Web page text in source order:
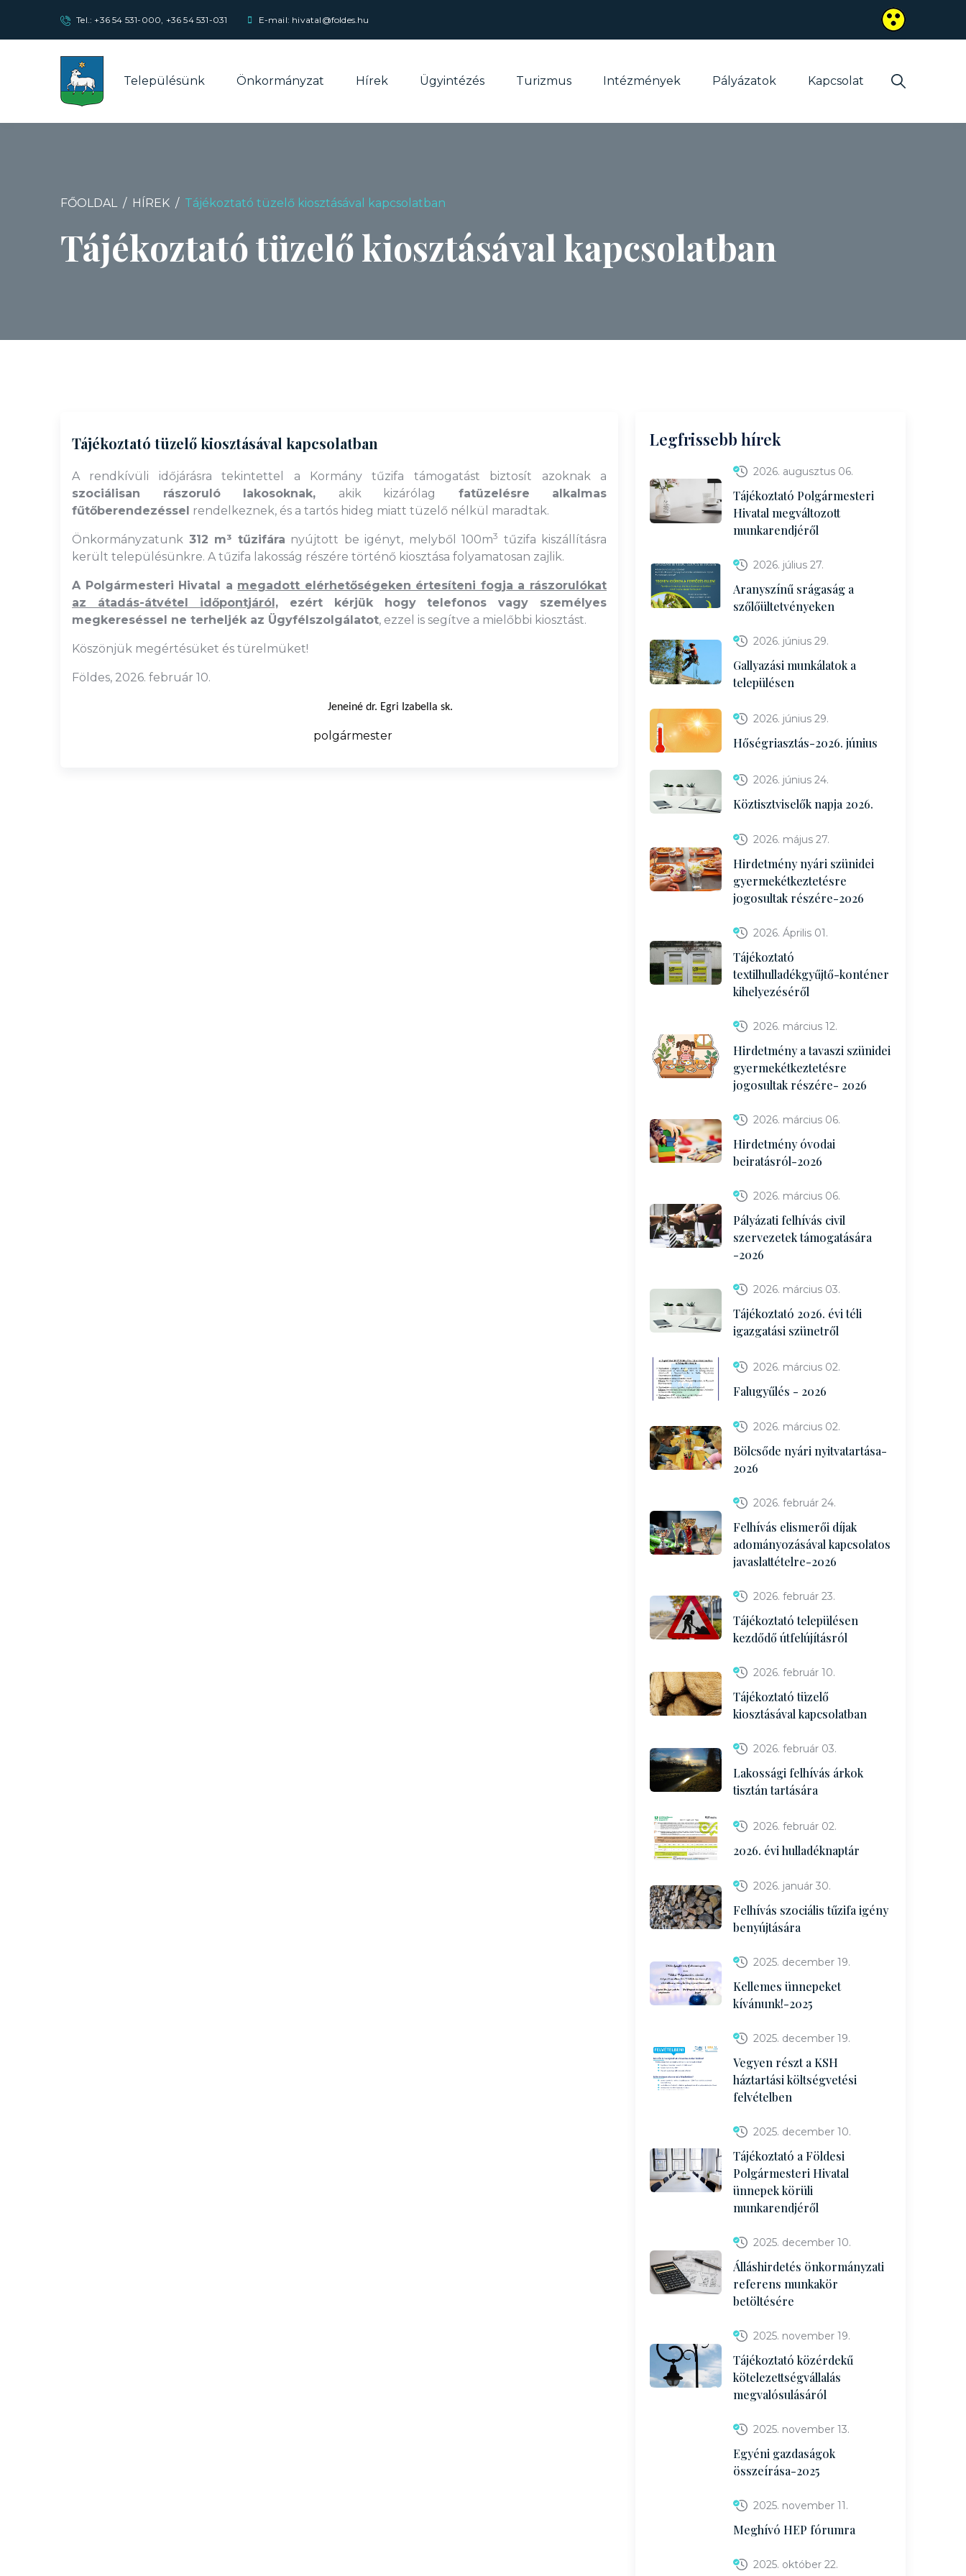
Tel.:+36 54 531-000, +36 54 531-031 E-mail: hivatal@foldes.hu
Településünk Önkormányzat Hírek Ügyintézés Turizmus Intézmények Pályázatok Kapcsolat
FŐOLDAL HÍREK Tájékoztató tüzelő kiosztásával kapcsolatban
Tájékoztató tüzelő kiosztásával kapcsolatban
Tájékoztató tüzelő kiosztásával kapcsolatban
A rendkívüli időjárásra tekintettel a Kormány tűzifa támogatást biztosít azoknak a
szociálisan rászoruló lakosoknak, akik kizárólag
fatüzelésre alkalmas
fűtőberendezéssel rendelkeznek, és a tartós hideg miatt tüzelő nélkül maradtak.
Önkormányzatunk 312 m³ tűzifára nyújtott be igényt, melyből 100m3 tűzifa kiszállításra
került településünkre. A tűzifa lakosság részére történő kiosztása folyamatosan zajlik.
A Polgármesteri Hivatal a megadott elérhetőségeken értesíteni fogja a rászorulókat
az átadás-átvétel időpontjáról, ezért kérjük hogy
telefonos vagy személyes
megkereséssel ne terheljék az Ügyfélszolgálatot, ezzel is segítve a mielőbbi kiosztást.
Köszönjük megértésüket és türelmüket!
Földes, 2026. február 10.
Jeneiné dr. Egri Izabella sk.
polgármester
Legfrissebb hírek
2026. augusztus 06.
Tájékoztató Polgármesteri
Hivatal megváltozott
munkarendjéről
2026. július 27.
Aranyszínű srágaság a
szőlőültetvényeken
2026. június 29.
Gallyazási munkálatok a
településen
2026. június 29.
Hőségriasztás-2026. június
2026. június 24.
Köztisztviselők napja 2026.
2026. május 27.
Hirdetmény nyári szünidei
gyermekétkeztetésre
jogosultak részére-2026
2026. Április 01.
Tájékoztató
textilhulladékgyűjtő-konténer
kihelyezéséről
2026. március 12.
Hirdetmény a tavaszi szünidei
gyermekétkeztetésre
jogosultak részére- 2026
2026. március 06.
Hirdetmény óvodai
beiratásról-2026
2026. március 06.
Pályázati felhívás civil
szervezetek támogatására
-2026
2026. március 03.
Tájékoztató 2026. évi téli
igazgatási szünetről
2026. március 02.
Falugyűlés - 2026
2026. március 02.
Bölcsőde nyári nyitvatartása-
2026
2026. február 24.
Felhívás elismerői díjak
adományozásával kapcsolatos
javaslattételre-2026
2026. február 23.
Tájékoztató településen
kezdődő útfelújításról
2026. február 10.
Tájékoztató tüzelő
kiosztásával kapcsolatban
2026. február 03.
Lakossági felhívás árkok
tisztán tartására
2026. február 02.
2026. évi hulladéknaptár
2026. január 30.
Felhívás szociális tűzifa igény
benyújtására
2025. december 19.
Kellemes ünnepeket
kívánunk!-2025
2025. december 19.
Vegyen részt a KSH
háztartási költségvetési
felvételben
2025. december 10.
Tájékoztató a Földesi
Polgármesteri Hivatal
ünnepek körüli
munkarendjéről
2025. december 10.
Álláshirdetés önkormányzati
referens munkakör
betöltésére
2025. november 19.
Tájékoztató közérdekű
kötelezettségvállalás
megvalósulásáról
2025. november 13.
Egyéni gazdaságok
összeírása-2025
2025. november 11.
Meghívó HEP fórumra
2025. október 22.